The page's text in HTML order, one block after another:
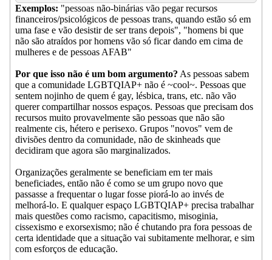
Exemplos: "pessoas não-binárias vão pegar recursos
financeiros/psicológicos de pessoas trans, quando estão só em
uma fase e vão desistir de ser trans depois", "homens bi que
não são atraídos por homens vão só ficar dando em cima de
mulheres e de pessoas AFAB"
Por que isso não é um bom argumento? As pessoas sabem
que a comunidade LGBTQIAP+ não é ~cool~. Pessoas que
sentem nojinho de quem é gay, lésbica, trans, etc. não vão
querer compartilhar nossos espaços. Pessoas que precisam dos
recursos muito provavelmente são pessoas que não são
realmente cis, hétero e perisexo. Grupos "novos" vem de
divisões dentro da comunidade, não de skinheads que
decidiram que agora são marginalizados.
Organizações geralmente se beneficiam em ter mais
beneficiades, então não é como se um grupo novo que
passasse a frequentar o lugar fosse piorá-lo ao invés de
melhorá-lo. E qualquer espaço LGBTQIAP+ precisa trabalhar
mais questões como racismo, capacitismo, misoginia,
cissexismo e exorsexismo; não é chutando pra fora pessoas de
certa identidade que a situação vai subitamente melhorar, e sim
com esforços de educação.